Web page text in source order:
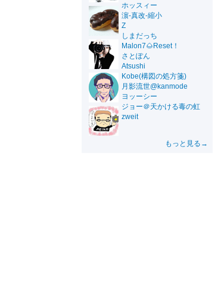
ホッスィー
濵-真改-縮小
Z
しまだっち
Malon7🌰Reset！
さとぽん
Atsushi
Kobe(構図の処方箋)
月影流世@kanmode
ヨッーシー
ジョー＠天かける毒の虹
zweit
もっと見る→